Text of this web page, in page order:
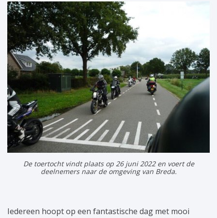
De toertocht vindt plaats op 26 juni 2022 en voert de
deelnemers naar de omgeving van Breda.
Iedereen hoopt op een fantastische dag met mooi